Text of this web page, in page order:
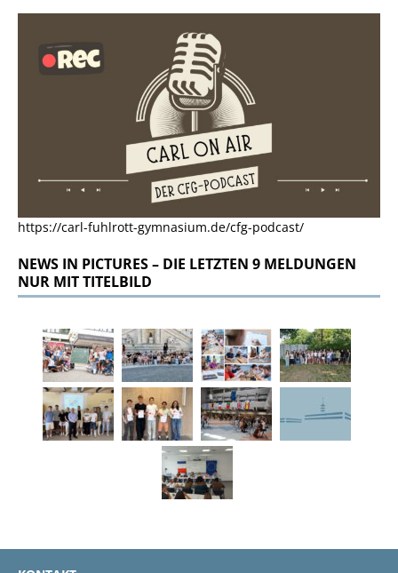
https://carl-fuhlrott-gymnasium.de/cfg-podcast/
NEWS IN PICTURES – DIE LETZTEN 9 MELDUNGEN
NUR MIT TITELBILD